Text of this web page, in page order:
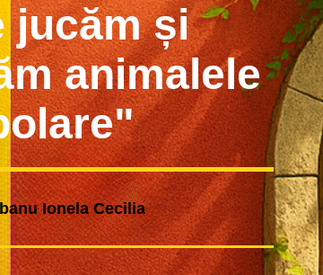
jucăm și
animalele
Ionela Cecilia